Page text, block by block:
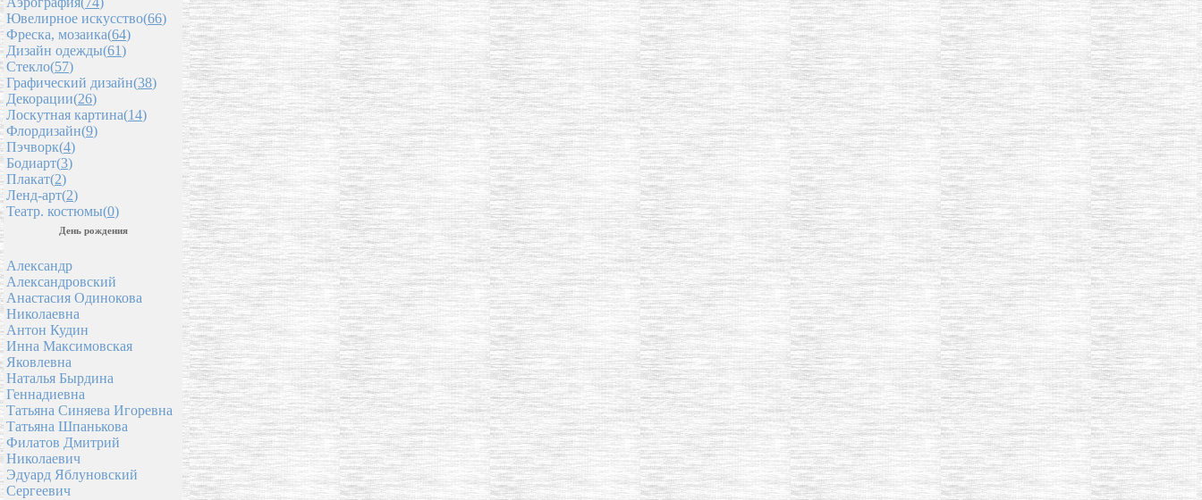
Ювелирное искусство(66)
Фреска, мозаика(64)
Дизайн одежды(61)
Стекло(57)
Графический дизайн(38)
Декорации(26)
Лоскутная картина(14)
Флордизайн(9)
Пэчворк(4)
Бодиарт(3)
Плакат(2)
Ленд-арт(2)
Театр. костюмы(0)
День рождения
Александр
Александровский
Анастасия Одинокова
Николаевна
Антон Кудин
Инна Максимовская
Яковлевна
Наталья Бырдина
Геннадиевна
Татьяна Синяева Игоревна
Татьяна Шпанькова
Филатов Дмитрий
Николаевич
Эдуард Яблуновский
Сергеевич